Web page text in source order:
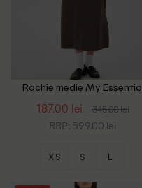
Rochie medie My Essential
187.00 lei 345.00 lei
RRP: 599.00 lei
XS S L